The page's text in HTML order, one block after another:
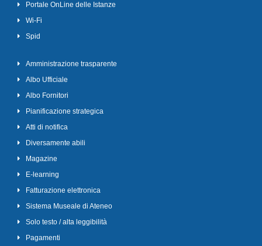
Portale OnLine delle Istanze
Wi-Fi
Spid
Amministrazione trasparente
Albo Ufficiale
Albo Fornitori
Pianificazione strategica
Atti di notifica
Diversamente abili
Magazine
E-learning
Fatturazione elettronica
Sistema Museale di Ateneo
Solo testo / alta leggibilità
Pagamenti